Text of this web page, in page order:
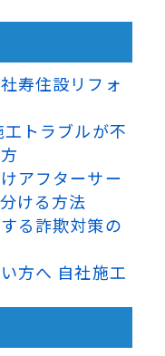
寿住設リフォ
トラブルが不
アフターサー
ける方法
る詐欺対策の
方へ 自社施工